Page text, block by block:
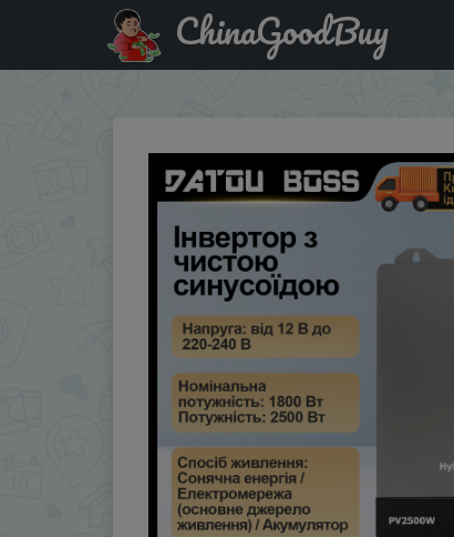
Промокод на знижку SSUA18 DATOUBOSS 12V
ChinaGoodBuy